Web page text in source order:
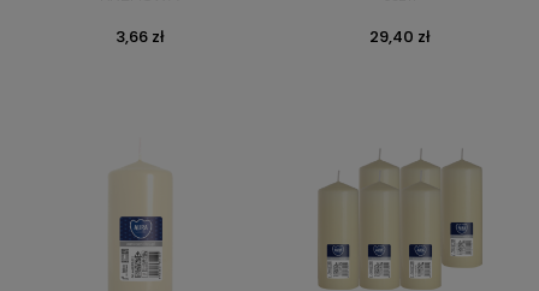
Cena
3,66 zł Cena
29,40 zł